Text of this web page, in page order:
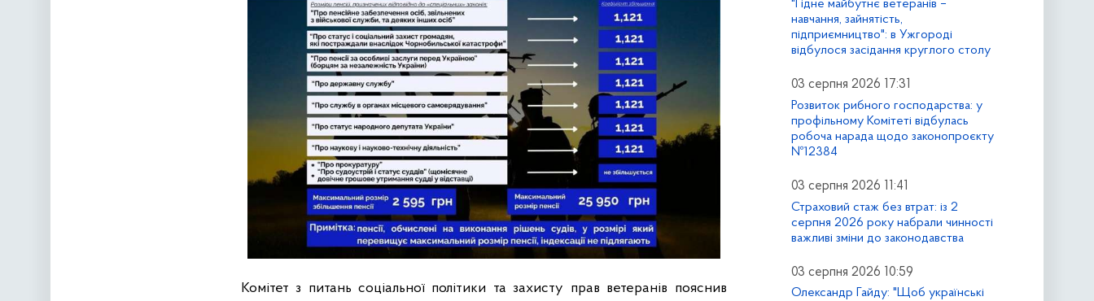
Комітет з питань соціальної політики та захисту прав ветеранів пояснив
"Гідне майбутнє ветеранів –
навчання, зайнятість,
підприємництво": в Ужгороді
відбулося засідання круглого столу
03 серпня 2026 17:31
Розвиток рибного господарства: у
профільному Комітеті відбулась
робоча нарада щодо законопроєкту
№12384
03 серпня 2026 11:41
Страховий стаж без втрат: із 2
серпня 2026 року набрали чинності
важливі зміни до законодавства
03 серпня 2026 10:59
Олександр Гайду: "Щоб українські